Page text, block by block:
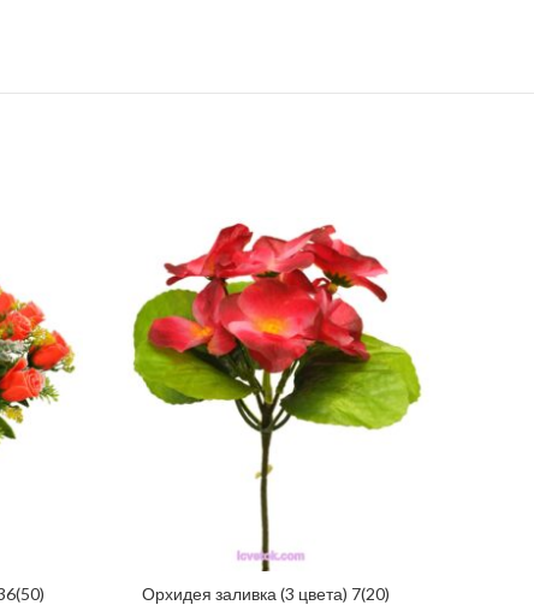
ЧИТАТИ ДАЛІ
Орхидея заливка (3 цвета) 7(20)